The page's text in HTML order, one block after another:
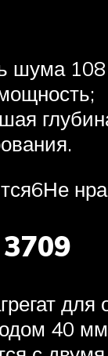
шума
для
40 мм